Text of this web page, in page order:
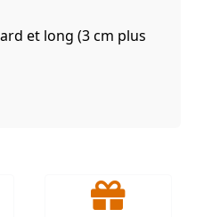
et long (3 cm plus